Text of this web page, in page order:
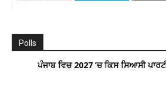
Polls
ਪੰਜਾਬ ਵਿਚ 2027 ’ਚ ਕਿਸ ਸਿਆਸੀ